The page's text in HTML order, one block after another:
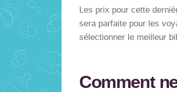
Les prix pour cette
sera parfaite pour les
sélectionner le meilleur
Comment